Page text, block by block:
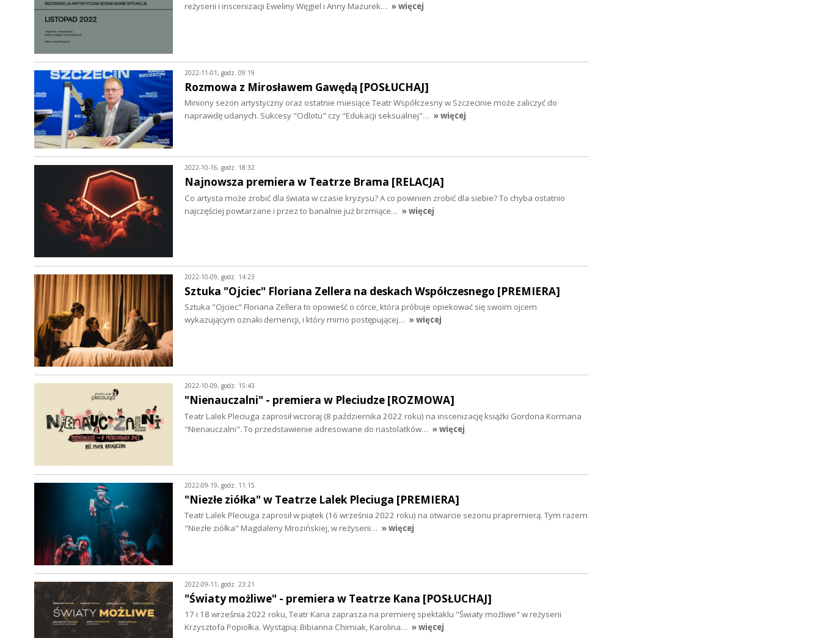
reżyserii i inscenizacji Eweliny Węgiel i Anny Mazurek… » więcej
2022-11-01, godz. 09:19
Rozmowa z Mirosławem Gawędą [POSŁUCHAJ]
Miniony sezon artystyczny oraz ostatnie miesiące Teatr Współczesny w Szczecinie może zaliczyć do
naprawdę udanych. Sukcesy "Odlotu" czy "Edukacji seksualnej"… » więcej
2022-10-16, godz. 18:32
Najnowsza premiera w Teatrze Brama [RELACJA]
Co artysta może zrobić dla świata w czasie kryzysu? A co powinien zrobić dla siebie? To chyba ostatnio
najczęściej powtarzane i przez to banalnie już brzmiące… » więcej
2022-10-09, godz. 14:23
Sztuka "Ojciec" Floriana Zellera na deskach Współczesnego [PREMIERA]
Sztuka "Ojciec" Floriana Zellera to opowieść o córce, która próbuje opiekować się swoim ojcem
wykazującym oznaki demencji, i który mimo postępującej… » więcej
2022-10-09, godz. 15:43
"Nienauczalni" - premiera w Pleciudze [ROZMOWA]
Teatr Lalek Pleciuga zaprosił wczoraj (8 października 2022 roku) na inscenizację książki Gordona Kormana
"Nienauczalni". To przedstawienie adresowane do nastolatków… » więcej
2022-09-19, godz. 11:15
"Niezłe ziółka" w Teatrze Lalek Pleciuga [PREMIERA]
Teatr Lalek Pleciuga zaprosił w piątek (16 września 2022 roku) na otwarcie sezonu prapremierą. Tym razem
"Niezłe ziółka" Magdaleny Mrozińskiej, w reżyserii… » więcej
2022-09-11, godz. 23:21
"Światy możliwe" - premiera w Teatrze Kana [POSŁUCHAJ]
17 i 18 września 2022 roku, Teatr Kana zaprasza na premierę spektaklu "Światy możliwe" w reżyserii
Krzysztofa Popiołka. Wystąpią: Bibianna Chimiak, Karolina… » więcej